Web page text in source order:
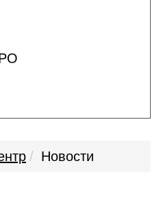
Новости